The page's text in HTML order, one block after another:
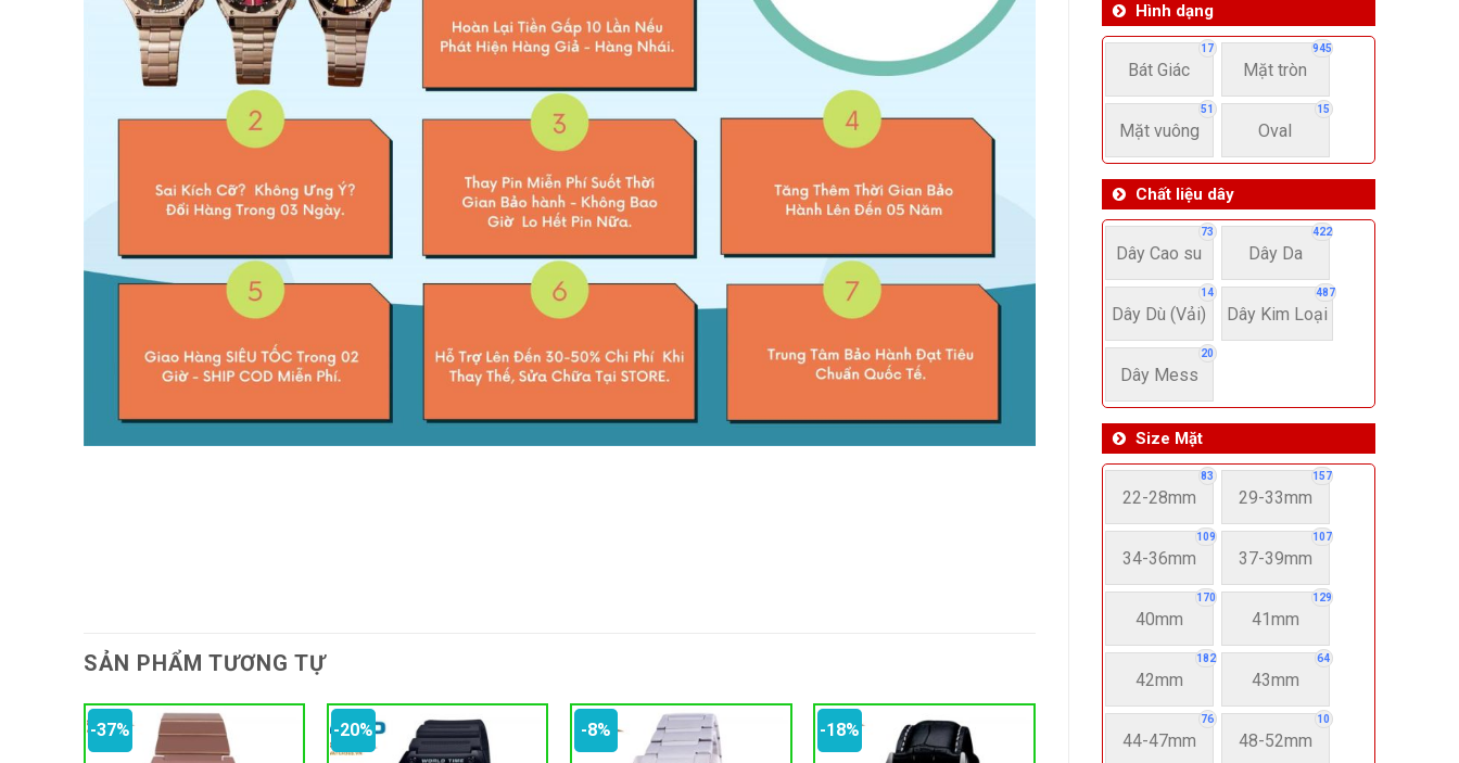
Hình dạng
17
Bát Giác
945
Mặt tròn
51
Mặt vuông
15
Oval
Chất liệu dây
73
Dây Cao su
422
Dây Da
14
Dây Dù (Vải)
487
Dây Kim Loại
20
Dây Mess
Size Mặt
83
22-28mm
157
29-33mm
109
34-36mm
107
37-39mm
170
40mm
129
41mm
182
42mm
64
43mm
76
44-47mm
10
48-52mm
SẢN PHẨM TƯƠNG TỰ
-37% -20% -8% -18%